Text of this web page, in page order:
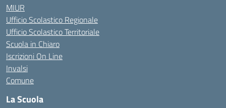
MIUR
Ufficio Scolastico Regionale
Ufficio Scolastico Territoriale
Scuola in Chiaro
Iscrizioni On Line
Invalsi
Comune
La Scuola